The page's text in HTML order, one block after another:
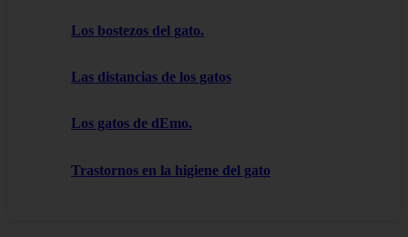
Los bostezos del gato.
Las distancias de los gatos
Los gatos de dEmo.
Trastornos en la higiene del gato